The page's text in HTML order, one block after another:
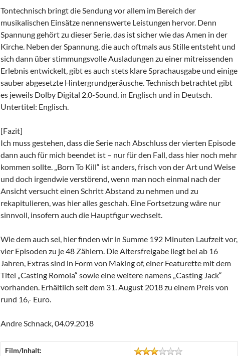
Tontechnisch bringt die Sendung vor allem im Bereich der
musikalischen Einsätze nennenswerte Leistungen hervor. Denn
Spannung gehört zu dieser Serie, das ist sicher wie das Amen in der
Kirche. Neben der Spannung, die auch oftmals aus Stille entsteht und
sich dann über stimmungsvolle Ausladungen zu einer mitreissenden
Erlebnis entwickelt, gibt es auch stets klare Sprachausgabe und einige
sauber abgesetzte Hintergrundgeräusche. Technisch betrachtet gibt
es jeweils Dolby Digital 2.0-Sound, in Englisch und in Deutsch.
Untertitel: Englisch.
[Fazit]
Ich muss gestehen, dass die Serie nach Abschluss der vierten Episode
dann auch für mich beendet ist – nur für den Fall, dass hier noch mehr
kommen sollte. „Born To Kill“ ist anders, frisch von der Art und Weise
und doch irgendwie verstörend, wenn man noch einmal nach der
Ansicht versucht einen Schritt Abstand zu nehmen und zu
rekapitulieren, was hier alles geschah. Eine Fortsetzung wäre nur
sinnvoll, insofern auch die Hauptfigur wechselt.
Wie dem auch sei, hier finden wir in Summe 192 Minuten Laufzeit vor,
vier Episoden zu je 48 Zählern. Die Altersfreigabe liegt bei ab 16
Jahren, Extras sind in Form von Making of, einer Featurette mit dem
Titel „Casting Romola“ sowie eine weitere namens „Casting Jack“
vorhanden. Erhältlich seit dem 31. August 2018 zu einem Preis von
rund 16,- Euro.
Andre Schnack, 04.09.2018
Film/Inhalt: